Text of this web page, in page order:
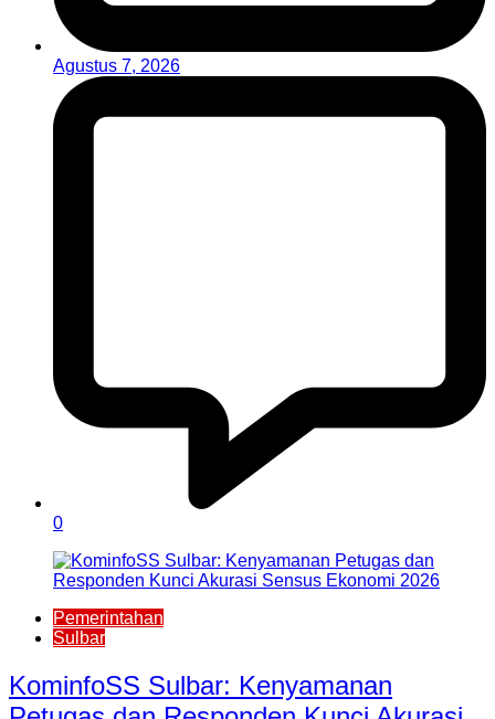
Agustus 7, 2026
0
Pemerintahan
Sulbar
KominfoSS Sulbar: Kenyamanan